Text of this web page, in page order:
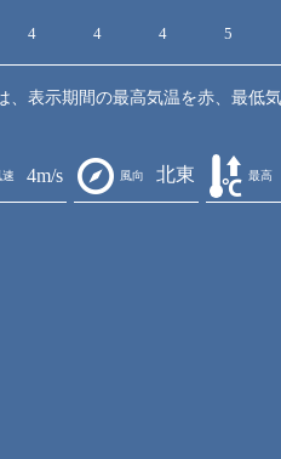
4 4 4 5
表示期間の最高気温を赤、最低気
速 4m/s 風向 北東 最高